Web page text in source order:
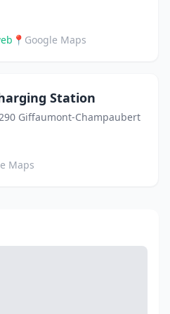
📍 Google Maps
Station
Giffaumont-Champaubert
Maps